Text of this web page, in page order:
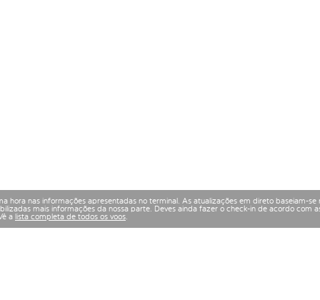
hora nas informações apresentadas no terminal. As atualizações em direto baseiam-
mais informações da nossa parte. Deves ainda fazer o check-in de acordo com
a lista completa de todos os voos.